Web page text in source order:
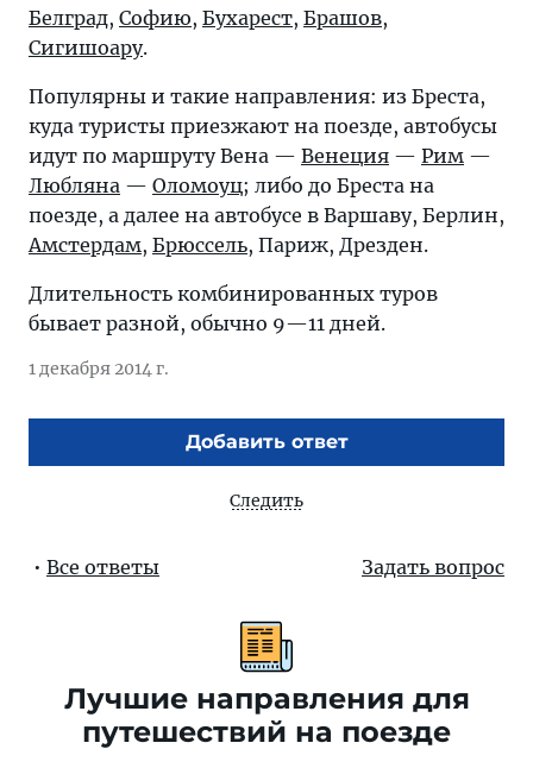
Белград, Софию, Бухарест, Брашов,
Сигишоару.
Популярны и такие направления: из Бреста,
куда туристы приезжают на поезде, автобусы
идут по маршруту Вена — Венеция — Рим —
Любляна — Оломоуц; либо до Бреста на
поезде, а далее на автобусе в Варшаву, Берлин,
Амстердам, Брюссель, Париж, Дрезден.
Длительность комбинированных туров
бывает разной, обычно 9—11 дней.
1 декабря 2014 г.
Добавить ответ
Следить
• Все ответы Задать вопрос
Лучшие направления для
путешествий на поезде